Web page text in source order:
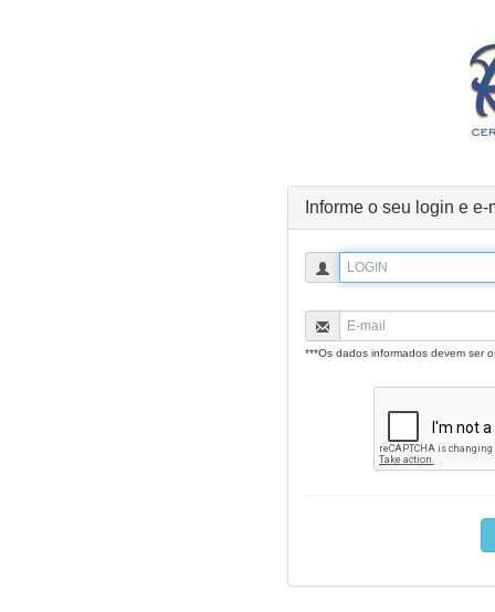
Informe o seu login e e-
***Os dados informados devem ser